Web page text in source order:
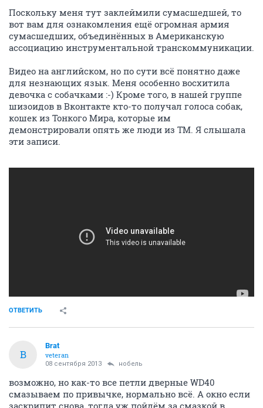
Поскольку меня тут заклеймили сумасшедшей, то
вот вам для ознакомления ещё огромная армия
сумасшедших, объединённых в Американскую
ассоциацию инструментальной транскоммуникации.
Видео на английском, но по сути всё понятно даже
для незнающих язык. Меня особенно восхитила
девочка с собачками :-) Кроме того, в нашей группе
шизоидов в Вконтакте кто-то получал голоса собак,
кошек из Тонкого Мира, которые им
демонстрировали опять же люди из ТМ. Я слышала
эти записи.
ОТВЕТИТЬ
B
Brat
veteran
08 сентября 2013 нобель
возможно, но как-то все петли дверные WD40
смазываем по привычке, нормально всё. А окно если
заскрипит снова, тогда уж пойдём за смазкой в